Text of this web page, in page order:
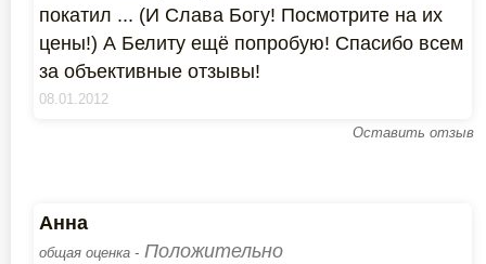
покатил ... (И Слава Богу! Посмотрите на их
цены!) А Белиту ещё попробую! Спасибо всем
за объективные отзывы!
08.01.2012
Оставить отзыв
Анна
общая оценка - Положительно